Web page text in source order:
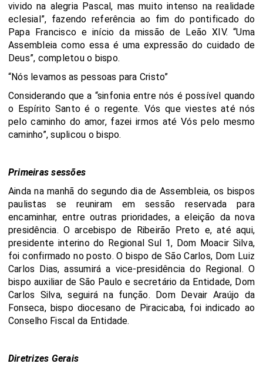
vivido na alegria Pascal, mas muito intenso na realidade
eclesial”, fazendo referência ao fim do pontificado do
Papa Francisco e início da missão de Leão XIV. “Uma
Assembleia como essa é uma expressão do cuidado de
Deus”, completou o bispo.
“Nós levamos as pessoas para Cristo”
Considerando que a “sinfonia entre nós é possível quando
o Espírito Santo é o regente. Vós que viestes até nós
pelo caminho do amor, fazei irmos até Vós pelo mesmo
caminho”, suplicou o bispo.
Primeiras sessões
Ainda na manhã do segundo dia de Assembleia, os bispos
paulistas se reuniram em sessão reservada para
encaminhar, entre outras prioridades, a eleição da nova
presidência. O arcebispo de Ribeirão Preto e, até aqui,
presidente interino do Regional Sul 1, Dom Moacir Silva,
foi confirmado no posto. O bispo de São Carlos, Dom Luiz
Carlos Dias, assumirá a vice-presidência do Regional. O
bispo auxiliar de São Paulo e secretário da Entidade, Dom
Carlos Silva, seguirá na função. Dom Devair Araújo da
Fonseca, bispo diocesano de Piracicaba, foi indicado ao
Conselho Fiscal da Entidade.
Diretrizes Gerais